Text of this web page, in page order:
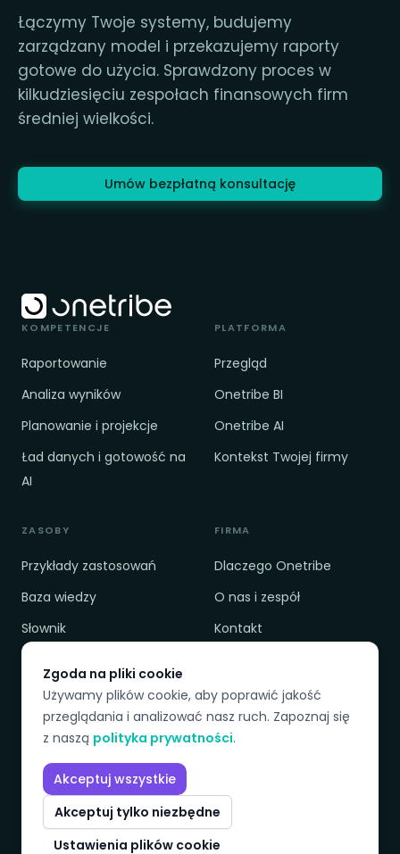
Łączymy Twoje systemy, budujemy
zarządzany model i przekazujemy raporty
gotowe do użycia. Sprawdzony proces w
kilkudziesięciu zespołach finansowych firm
średniej wielkości.
Umów bezpłatną konsultację
KOMPETENCJE
Raportowanie
Analiza wyników
Planowanie i projekcje
Ład danych i gotowość na
AI
PLATFORMA
Przegląd
Onetribe BI
Onetribe AI
Kontekst Twojej firmy
ZASOBY
Przykłady zastosowań
Baza wiedzy
Słownik
Porównanie
FIRMA
Dlaczego Onetribe
O nas i zespół
Kontakt
Regulamin
DOSTĘPNE JĘZYKI
ENPLSKCZ
Zgoda na pliki cookie
Używamy plików cookie, aby poprawić jakość
przeglądania i analizować nasz ruch. Zapoznaj się
z naszą polityka prywatności.
Akceptuj wszystkie
Akceptuj tylko niezbędne
Ustawienia plików cookie